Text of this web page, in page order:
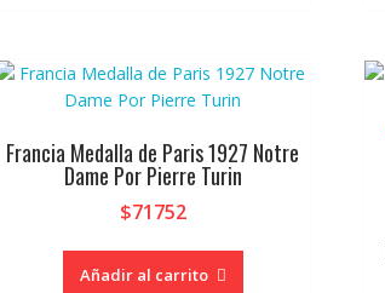
Francia Medalla de Paris 1927 Notre
Dame Por Pierre Turin
$71752
Añadir al carrito